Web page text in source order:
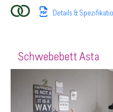
Details &
Schwebebett Asta